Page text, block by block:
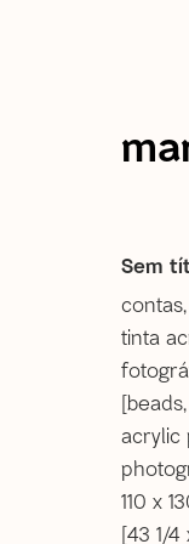
23 Maio - 1
são paulo
Sem
tinta
acrylic
110 x
[43 1/4